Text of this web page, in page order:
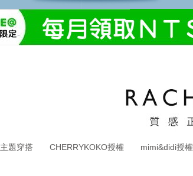
主題穿搭 CHERRYKOKO授權 mimi&didi授權